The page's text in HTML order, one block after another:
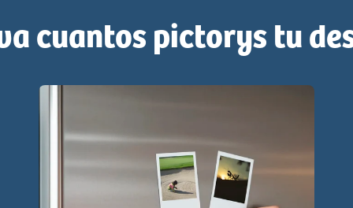
cuantos pictorys tu